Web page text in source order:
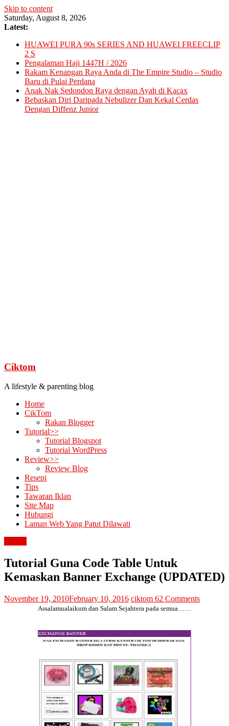
Skip to content
Saturday, August 8, 2026
Latest:
HUAWEI PURA 90s SERIES AND HUAWEI FREECLIP
2 S
Pengalaman Haji 1447H / 2026
Rakam Kenangan Raya Anda di The Empire Studio – Studio
Baru di Pulai Perdana
Anak Nak Sedondon Raya dengan Ayah di Kacax
Bebaskan Diri Daripada Nebulizer Dan Kekal Cerdas
Dengan Diffenz Junior
Ciktom
A lifestyle & parenting blog
Home
CikTom
Rakan Blogger
Tutorial>>
Tutorial Blogspot
Tutorial WordPress
Review>>
Review Blog
Resepi
Tips
Tawaran Iklan
Site Map
Hubungi
Laman Web Yang Patut Dilawati
Tutorial Guna Code Table Untuk
Kemaskan Banner Exchange (UPDATED)
November 19, 2010February 10, 2016 ciktom 62 Comments
Assalamualaikum dan Salam Sejahtera pada semua……